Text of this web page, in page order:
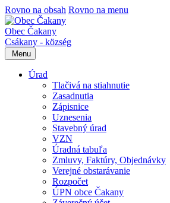
Rovno na obsah Rovno na menu
Obec Čakany
Csákany - község
Menu
Úrad
Tlačivá na stiahnutie
Zasadnutia
Zápisnice
Uznesenia
Stavebný úrad
VZN
Úradná tabuľa
Zmluvy, Faktúry, Objednávky
Verejné obstarávanie
Rozpočet
ÚPN obce Čakany